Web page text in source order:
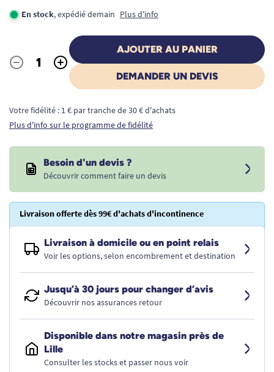
En stock, expédié demain Plus d'info
Quantité
- +
AJOUTER AU PANIER
DEMANDER UN DEVIS
Votre fidélité : 1 € par tranche de 30 € d'achats
Plus d'info sur le programme de fidélité
Besoin d'un devis ?
Découvrir comment faire un devis
Livraison offerte dès 99€ d'achats d'incontinence
Livraison à domicile ou en point relais
Voir les options, selon encombrement et destination
Jusqu’à 30 jours pour changer d’avis
Découvrir nos assurances retour
Disponible dans notre magasin près de
Lille
Consulter les stocks et passer nous voir